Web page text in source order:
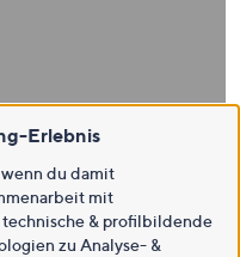
Erlebnis
du damit
mit
& profilbildende
zu Analyse- &